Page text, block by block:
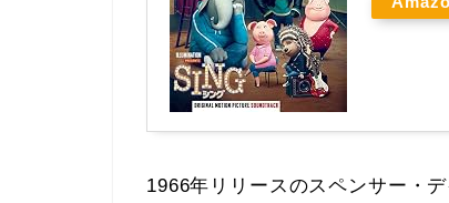
1966年リリースのスペンサー・